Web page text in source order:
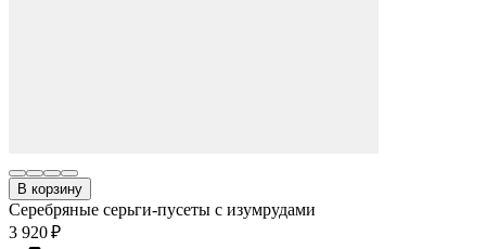
В корзину
Серебряные серьги-пусеты с изумрудами
3 920 ₽